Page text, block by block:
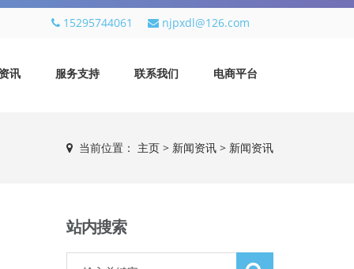
15295744061 njpxdl@126.com
讯 服务支持 联系我们 电商平台
当前位置： 主页 > 新闻资讯 > 新闻资讯
站内搜索